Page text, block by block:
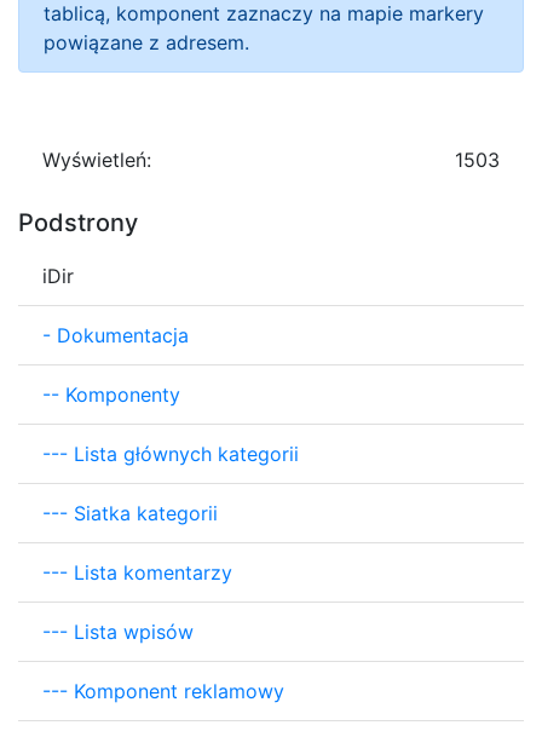
tablicą, komponent zaznaczy na mapie markery
powiązane z adresem.
Wyświetleń: 1503
Podstrony
iDir
- Dokumentacja
-- Komponenty
--- Lista głównych kategorii
--- Siatka kategorii
--- Lista komentarzy
--- Lista wpisów
--- Komponent reklamowy